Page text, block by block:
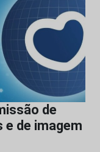
de
de imagem